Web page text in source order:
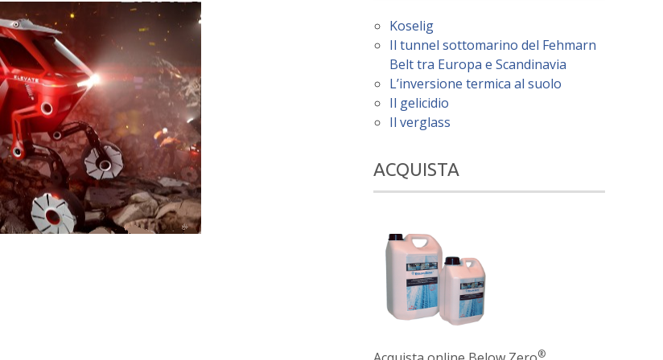
Koselig
Il tunnel sottomarino del Fehmarn
Belt tra Europa e Scandinavia
L’inversione termica al suolo
Il gelicidio
Il verglass
ACQUISTA
®